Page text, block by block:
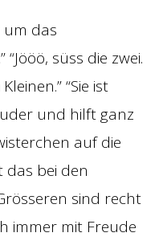
um das
süss die zwei.
“Sie ist
und hilft ganz
auf die
bei den
sind recht
immer mit Freude